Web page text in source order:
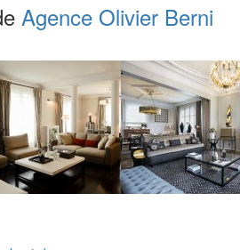
Agence Olivier Berni